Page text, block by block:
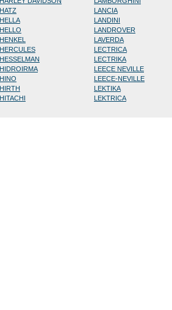
HATZ
HELLA
HELLO
HENKEL
HERCULES
HESSELMAN
HIDROIRMA
HINO
HIRTH
HITACHI
LANCIA
LANDINI
LANDROVER
LAVERDA
LECTRICA
LECTRIKA
LEECE NEVILLE
LEECE-NEVILLE
LEKTIKA
LEKTRICA